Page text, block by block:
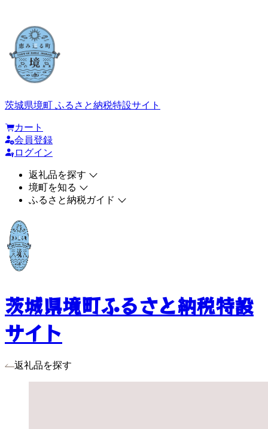
茨城県境町 ふるさと納税特設サイト
カート
会員登録
ログイン
返礼品を探す
境町を知る
ふるさと納税ガイド
茨城県境町ふるさと納税特設
サイト
返礼品を探す